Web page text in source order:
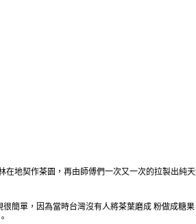
地契作茶園，再由師傅們一次又一次的拉製出純
簡單，因為當時台灣沒有人將茶葉磨成 粉做成糖